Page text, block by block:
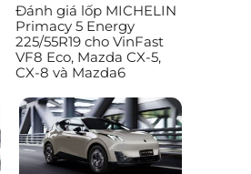
Đánh giá lốp MICHELIN
Primacy 5 Energy
225/55R19 cho VinFast
VF8 Eco, Mazda CX-5,
CX-8 và Mazda6